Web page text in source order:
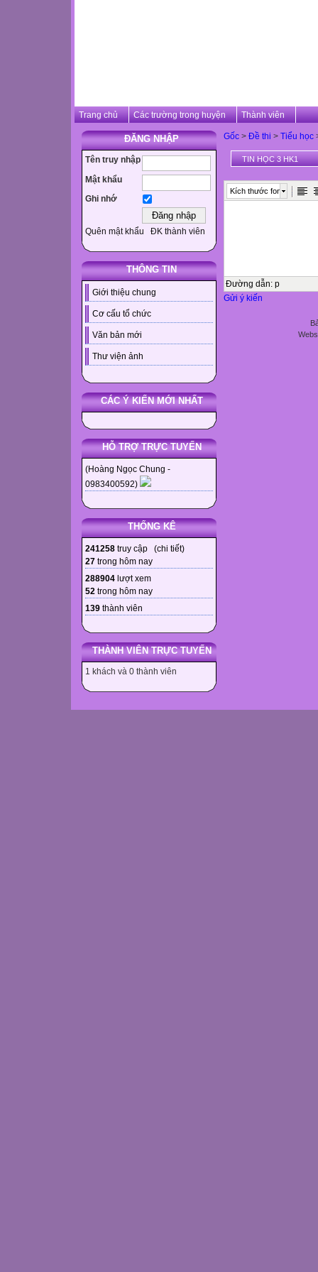
Trang chủ Các trường trong huyện Thành viên
ĐĂNG NHẬP
Tên truy nhập
Mật khẩu
Ghi nhớ
Quên mật khẩu ĐK thành viên
THÔNG TIN
Giới thiệu chung
Cơ cấu tổ chức
Văn bản mới
Thư viện ảnh
CÁC Ý KIẾN MỚI NHẤT
HỖ TRỢ TRỰC TUYẾN
(Hoàng Ngọc Chung -
0983400592)
THỐNG KÊ
241258 truy cập (chi tiết)
27 trong hôm nay
288904 lượt xem
52 trong hôm nay
139 thành viên
THÀNH VIÊN TRỰC TUYẾN
1 khách và 0 thành viên
Gốc > Đề thi > Tiểu học
TIN HỌC 3 HK1
Kích thước font
Đường dẫn: p
Gửi ý kiến